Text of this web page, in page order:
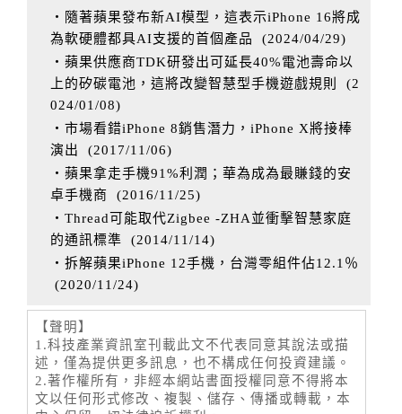
‧隨著蘋果發布新AI模型，這表示iPhone 16將成
為軟硬體都具AI支援的首個產品
(2024/04/29)
‧蘋果供應商TDK研發出可延長40%電池壽命以
上的矽碳電池，這將改變智慧型手機遊戲規則
(2
024/01/08)
‧市場看錯iPhone 8銷售潛力，iPhone X將接棒
演出
(2017/11/06)
‧蘋果拿走手機91%利潤；華為成為最賺錢的安
卓手機商
(2016/11/25)
‧Thread可能取代Zigbee -ZHA並衝擊智慧家庭
的通訊標準 (2014/11/14)
‧拆解蘋果iPhone 12手機，台灣零組件佔12.1％
(2020/11/24)
【聲明】
1.科技產業資訊室刊載此文不代表同意其說法或描
述，僅為提供更多訊息，也不構成任何投資建議。
2.著作權所有，非經本網站書面授權同意不得將本
文以任何形式修改、複製、儲存、傳播或轉載，本